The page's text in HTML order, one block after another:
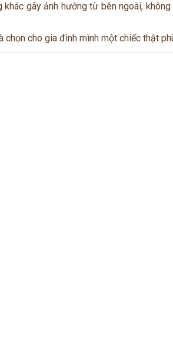
gây ảnh hưởng từ bên ngoài,
chọn cho gia đình mình một chiếc thật